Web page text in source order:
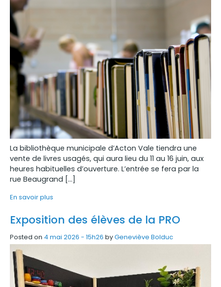
La bibliothèque municipale d’Acton Vale tiendra une
vente de livres usagés, qui aura lieu du 11 au 16 juin, aux
heures habituelles d’ouverture. L’entrée se fera par la
rue Beaugrand […]
En savoir plus
Exposition des élèves de la PRO
Posted on 4 mai 2026 - 15h26 byGeneviève Bolduc